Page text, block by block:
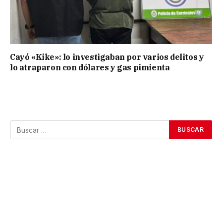
Cayó «Kike»: lo investigaban por varios delitos y
lo atraparon con dólares y gas pimienta